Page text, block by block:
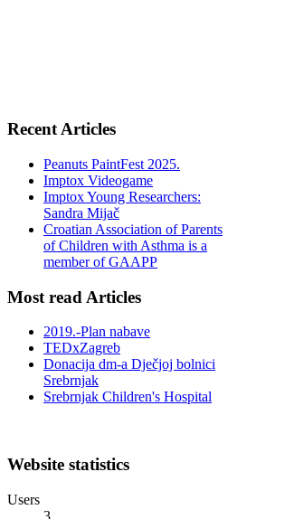
Recent Articles
Peanuts PaintFest 2025.
Imptox Videogame
Imptox Young Researchers:
Sandra Mijač
Croatian Association of Parents
of Children with Asthma is a
member of GAAPP
Most read Articles
2019.-Plan nabave
TEDxZagreb
Donacija dm-a Dječjoj bolnici
Srebrnjak
Srebrnjak Children's Hospital
Website statistics
Users